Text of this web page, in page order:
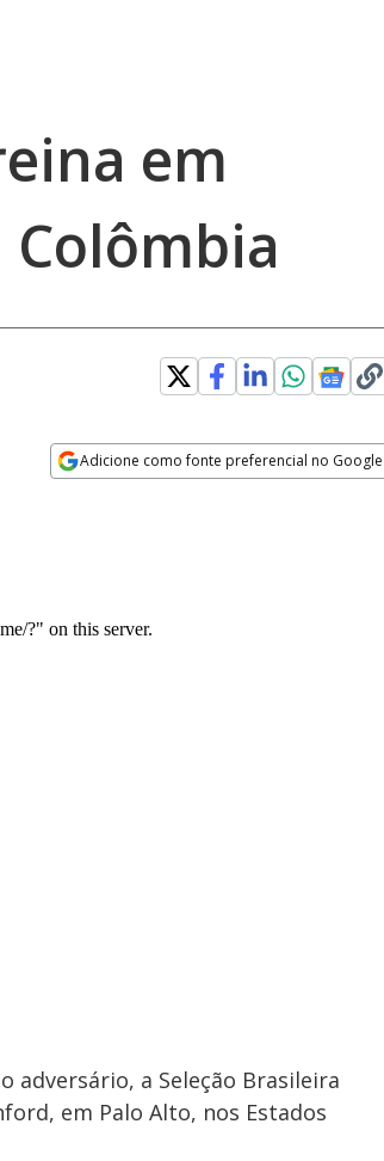
em
Adicione como fonte preferencial no Google
adversário, a Seleção Brasileira
em Palo Alto, nos Estados